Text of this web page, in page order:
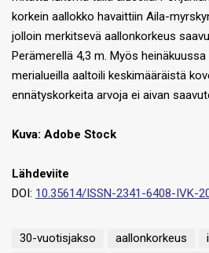
korkein aallokko havaittiin Aila-
jolloin merkitsevä aallonkorkeus
Perämerellä 4,3 m. Myös
merialueilla aaltoili keskimääräistä
ennätyskorkeita arvoja ei aivan
Kuva: Adobe Stock
Lähdeviite
DOI: 10.35614/ISSN-2341-6408-IVK-
30-vuotisjakso aallonkorkeus